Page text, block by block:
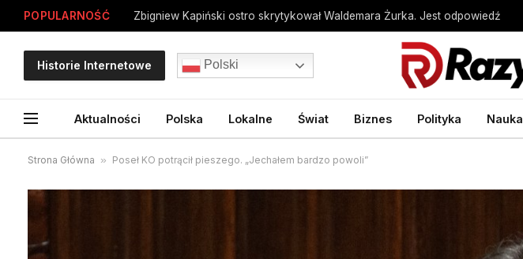
POPULARNOŚĆ Zbigniew Kapiński ostro skrytykował Waldemara Żurka. Jest odpowiedź
Historie Internetowe Polski
Aktualności Polska Lokalne Świat Biznes Polityka Nauka
Strona Główna » Poseł KO potrącił pieszego. „Jechałem bardzo powoli”